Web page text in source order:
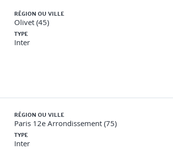
RÉGION OU VILLE
Olivet (45)
TYPE
Inter
RÉGION OU VILLE
Paris 12e Arrondissement (75)
TYPE
Inter